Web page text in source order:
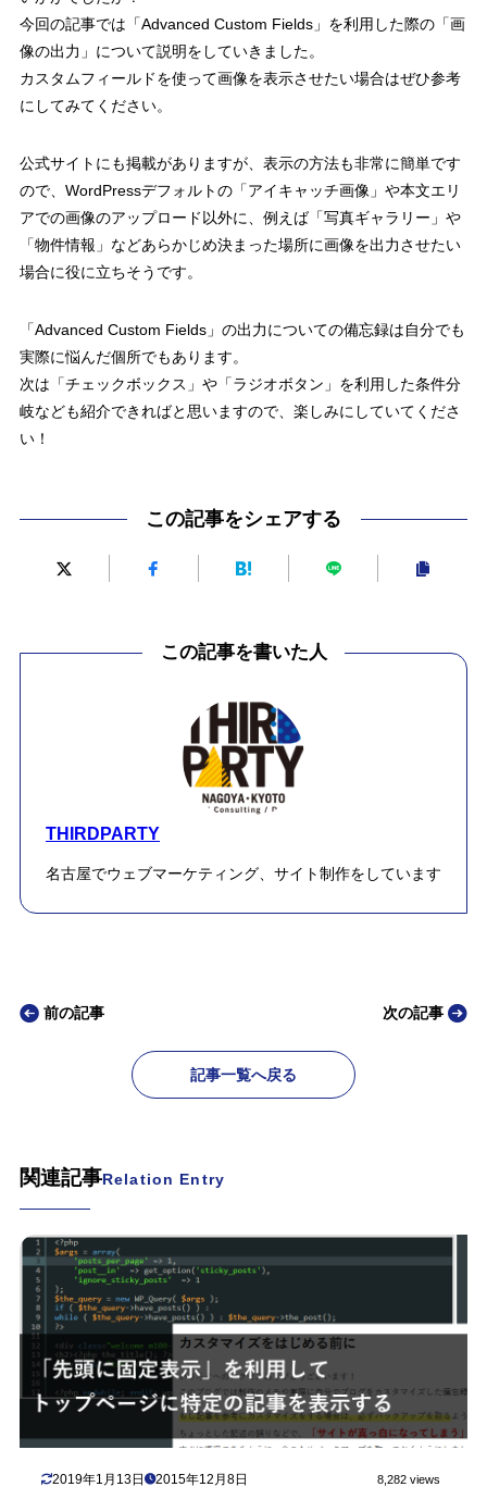
今回の記事では「Advanced Custom Fields」を利用した際の「画
像の出力」について説明をしていきました。
カスタムフィールドを使って画像を表示させたい場合はぜひ参考
にしてみてください。
公式サイトにも掲載がありますが、表示の方法も非常に簡単です
ので、WordPressデフォルトの「アイキャッチ画像」や本文エリ
アでの画像のアップロード以外に、 例えば「写真ギャラリー」や
「物件情報」などあらかじめ決まった場所に画像を出力させたい
場合に役に立ちそうです。
「Advanced Custom Fields」の出力についての備忘録は自分でも
実際に悩んだ個所でもあります。
次は 「チェックボックス」 や「ラジオボタン」 を利用した条件分
岐なども紹介できればと思いますので、楽しみにしていてくださ
い！
この記事をシェアする
この記事を書いた人
THIRDPARTY
名古屋でウェブマーケティング、サイト制作をしています
前の記事
記事一覧へ戻る
次の記事
関連記事Relation Entry
2019年1月13日 2015年12月8日 8,282 views